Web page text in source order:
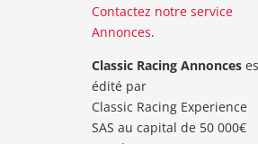
Contactez notre service
Annonces.
Classic Racing Annonces
édité par
Classic Racing Experience
SAS au capital de 50 000€